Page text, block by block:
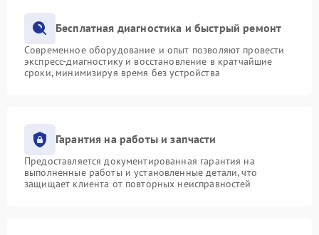
Бесплатная диагностика и быстрый ремонт
Современное оборудование и опыт позволяют провести
экспресс-диагностику и восстановление в кратчайшие
сроки, минимизируя время без устройства
Гарантия на работы и запчасти
Предоставляется документированная гарантия на
выполненные работы и установленные детали, что
защищает клиента от повторных неисправностей